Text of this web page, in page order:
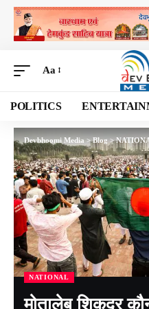
Aa
POLITICS
Devbhoomi Media>Blog>
NATIONAL
मोतालेब शिकदर